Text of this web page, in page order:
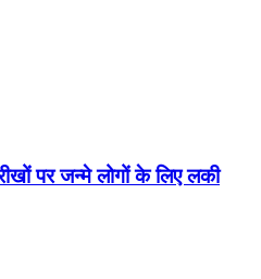
पर जन्मे लोगों के लिए लकी